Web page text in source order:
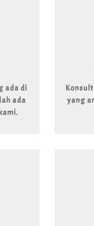
ada di
ada
yang